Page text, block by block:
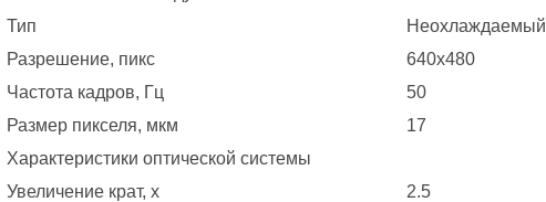
Тип
Неохлаждаемый
Разрешение, пикс
640х480
Частота кадров, Гц
50
Размер пикселя, мкм
17
Характеристики оптической системы
Увеличение крат, х
2.5